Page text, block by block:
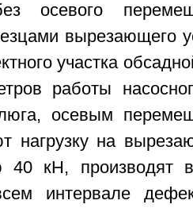
осевого
вырезающего
участка
работы
осевым
нагрузку на
кН, производят
интервале